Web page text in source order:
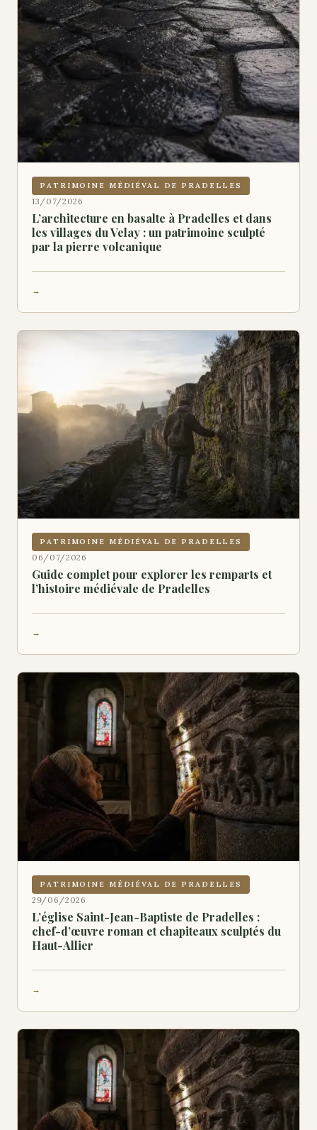
PATRIMOINE MÉDIÉVAL DE PRADELLES
13/07/2026
L’architecture en basalte à Pradelles et dans
les villages du Velay : un patrimoine sculpté
par la pierre volcanique
PATRIMOINE MÉDIÉVAL DE PRADELLES
06/07/2026
Guide complet pour explorer les remparts et
l’histoire médiévale de Pradelles
PATRIMOINE MÉDIÉVAL DE PRADELLES
29/06/2026
L’église Saint-Jean-Baptiste de Pradelles :
chef-d’œuvre roman et chapiteaux sculptés du
Haut-Allier